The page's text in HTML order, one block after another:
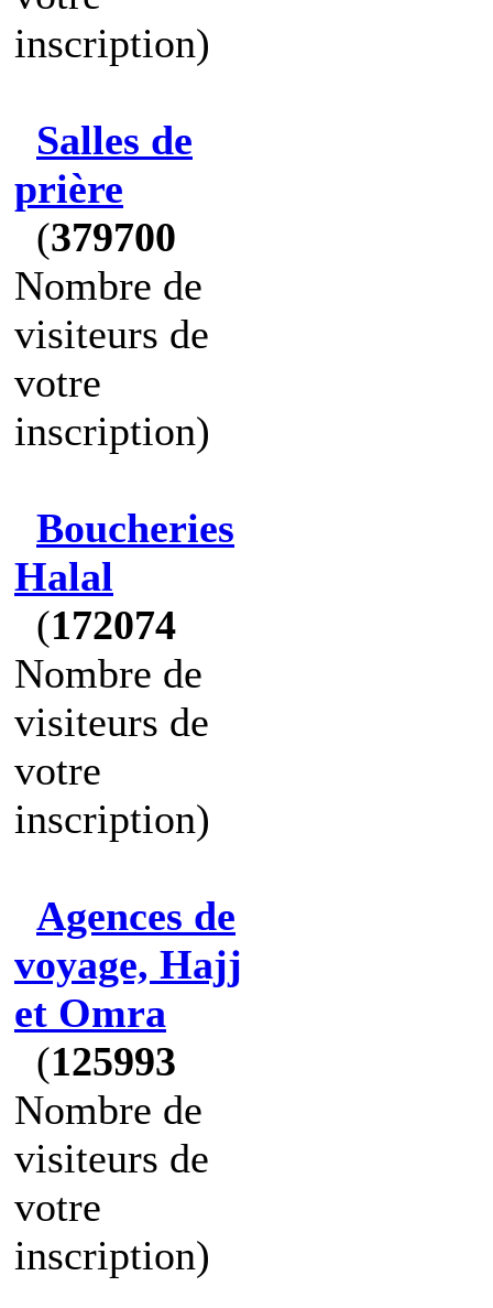
inscription)
Salles de
prière
(379700
Nombre de
visiteurs de
votre
inscription)
Boucheries
Halal
(172074
Nombre de
visiteurs de
votre
inscription)
Agences de
voyage, Hajj
et Omra
(125993
Nombre de
visiteurs de
votre
inscription)